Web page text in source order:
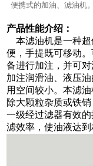
便携式的加油、滤油机
产品性能介绍：
本滤油机是一种超
便，手提既可移动
备进行加注，并可
加注润滑油、液压
用空间较小。本滤
除大颗粒杂质或铁
一级经过滤器有效
滤效率，使油液达到